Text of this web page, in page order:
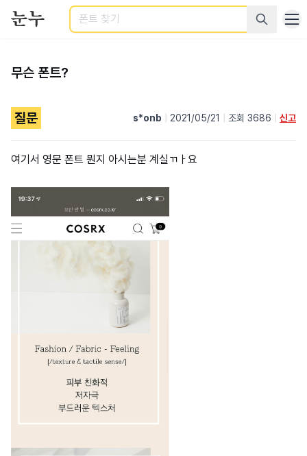
검색
무슨 폰트?
질문 s*onb 2021/05/21 조회 3686 신고
여기서 영문 폰트 뭔지 아시는분 계실ㄲㅏ요